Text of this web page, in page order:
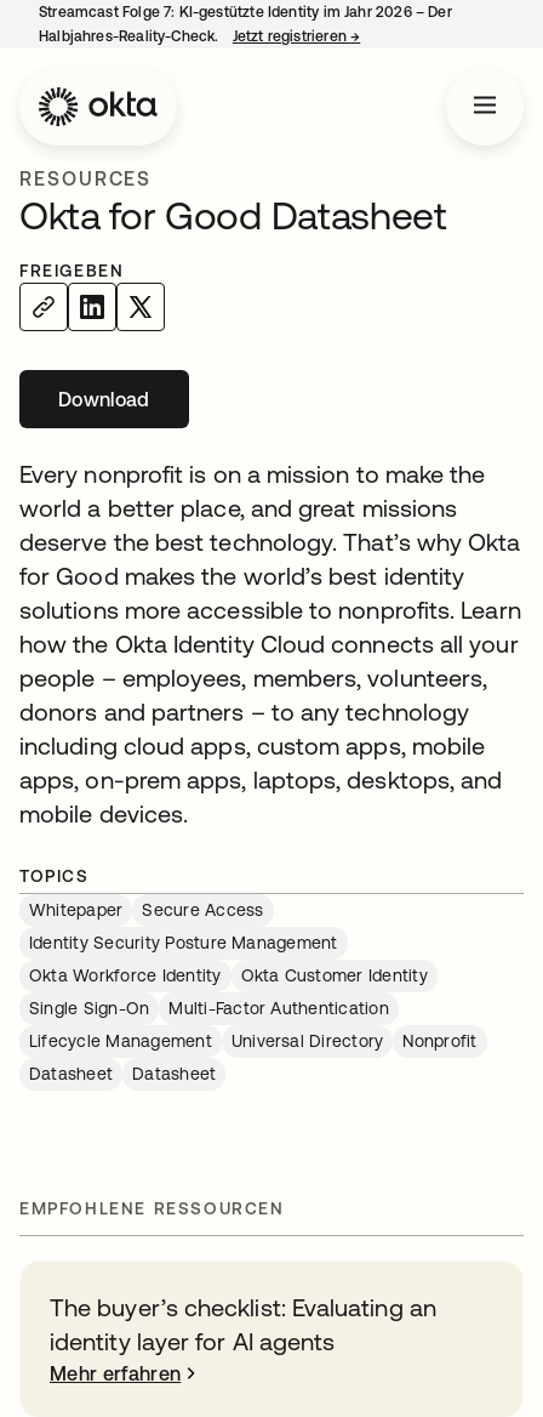
Streamcast Folge 7: KI-gestützte Identity im Jahr 2026 – Der
Halbjahres-Reality-Check.
Jetzt registrieren→
RESOURCES
Okta for Good Datasheet
FREIGEBEN
Downloadwird in einer neuen Registerkarte geöffnet
Every nonprofit is on a mission to make the
world a better place, and great missions
deserve the best technology. That’s why Okta
for Good makes the world’s best identity
solutions more accessible to nonprofits. Learn
how the Okta Identity Cloud connects all your
people – employees, members, volunteers,
donors and partners – to any technology
including cloud apps, custom apps, mobile
apps, on-prem apps, laptops, desktops, and
mobile devices.
TOPICS
Whitepaper
Secure Access
Identity Security Posture Management
Okta Workforce Identity
Okta Customer Identity
Single Sign-On
Multi-Factor Authentication
Lifecycle Management
Universal Directory
Nonprofit
Datasheet
Datasheet
EMPFOHLENE RESSOURCEN
The buyer’s checklist: Evaluating an
identity layer for AI agents
Mehr erfahren